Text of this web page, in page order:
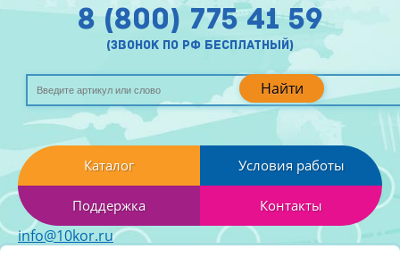
Найти
8 (800) 775 41 59
(звонок по рф бесплатный)
Каталог Условия работы
Поддержка Контакты
info@10kor.ru